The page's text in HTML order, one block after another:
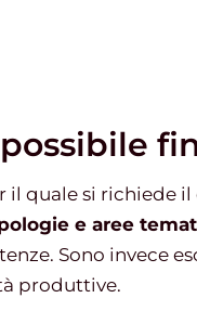
il quale si richiede
e aree
Sono invece
produttive.